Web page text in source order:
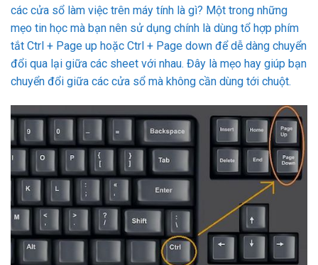
các cửa sổ làm việc trên máy tính là gì? Một trong những
mẹo tin học mà bạn nên sử dụng chính là dùng tổ hợp phím
tắt Ctrl + Page up hoặc Ctrl + Page down để dễ dàng chuyển
đổi qua lại giữa các sheet với nhau. Đây là mẹo hay giúp bạn
chuyển đổi giữa các cửa sổ mà không cần dùng tới chuột.